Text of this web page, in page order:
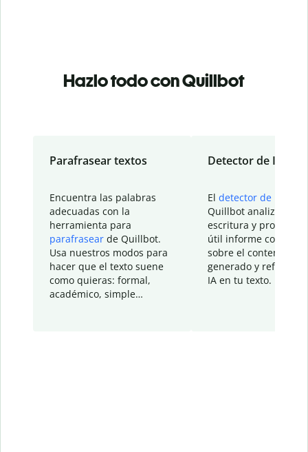
Hazlo todo con Quillbot
Parafrasear textos
Encuentra las palabras
adecuadas con la
herramienta para
parafrasear de Quillbot.
Usa nuestros modos para
hacer que el texto suene
como quieras: formal,
académico, simple…
Detector de IA
El detector de IA
Quillbot analiza tu
escritura y
útil informe con
sobre el contenido
generado y refinado
IA en tu texto.